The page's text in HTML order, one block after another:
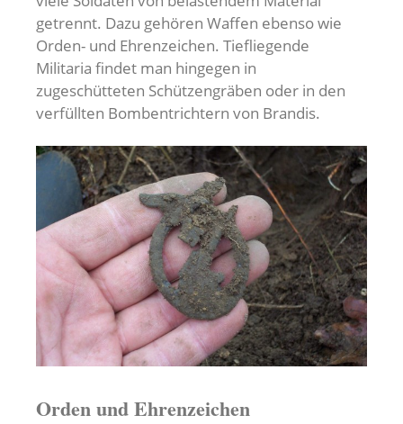
getrennt. Dazu gehören Waffen ebenso wie
Orden- und Ehrenzeichen. Tiefliegende
Militaria findet man hingegen in
zugeschütteten Schützengräben oder in den
verfüllten Bombentrichtern von Brandis.
Orden und Ehrenzeichen